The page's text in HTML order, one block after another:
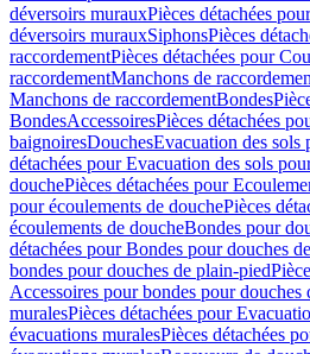
déversoirs murauxPièces détachées
déversoirs murauxSiphonsPièces
raccordementPièces détachées pour
raccordementManchons de
Manchons de raccordementBondes
BondesAccessoiresPièces détachées
baignoiresDouchesEvacuation des sols
détachées pour Evacuation des sols
douchePièces détachées pour
pour écoulements de douchePièces
écoulements de doucheBondes pour
détachées pour Bondes pour douches
bondes pour douches de plain-pied
Accessoires pour bondes pour douches
muralesPièces détachées pour
évacuations muralesPièces détachées